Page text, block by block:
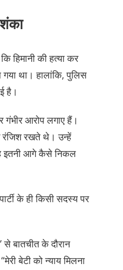
हिमानी की हत्या कर
था। हालांकि, पुलिस
है।
गंभीर आरोप लगाए हैं।
रंजिश रखते थे। उन्हें
इतनी आगे कैसे निकल
के ही किसी सदस्य पर
से बातचीत के दौरान
बेटी को न्याय मिलना